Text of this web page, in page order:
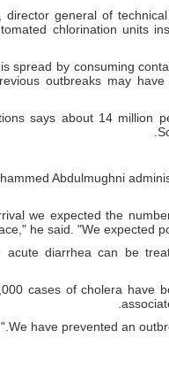
director general of
chlorination units
spread by consuming
outbreaks may
says about 14 million
Abdulmughni
we expected the
he said. "We expected
acute diarrhea can be
cases of cholera have